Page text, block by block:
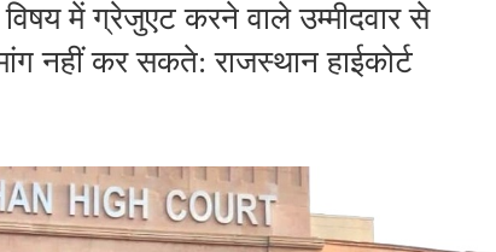
में ग्रेजुएट करने वाले उम्मीदवार से
नहीं कर सकते: राजस्थान हाईकोर्ट